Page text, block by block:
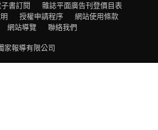
書訂閱
雜誌平面廣告刊登價目表
授權申請程序
網站使用條款
網站導覽
聯絡我們
家報導有限公司